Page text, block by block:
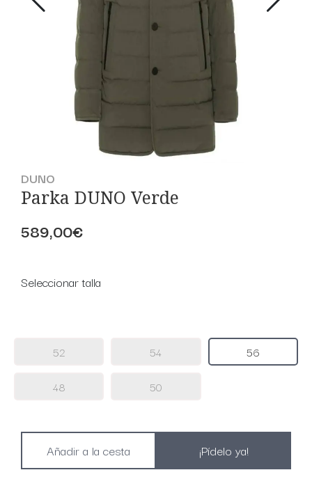
DUNO
Parka DUNO Verde
589,00€
Seleccionar talla
52 54 56
48 50
¡Pídelo ya!